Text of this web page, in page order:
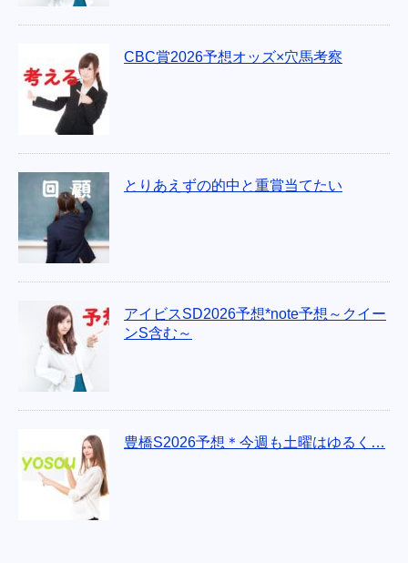
CBC賞2026予想オッズ×穴馬考察
とりあえずの的中と重賞当てたい
アイビスSD2026予想*note予想～クイー
ンS含む～
豊橋S2026予想＊今週も土曜はゆるく…